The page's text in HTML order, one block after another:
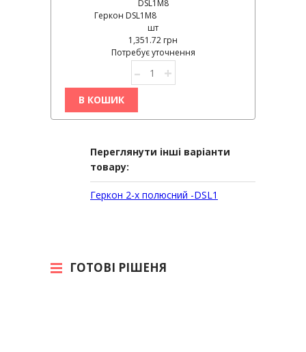
ГОТОВІ РІШЕНЯ
DSL1M8
Геркон DSL1M8
шт
1,351.72 грн
Потребує уточнення
– +
В КОШИК
Переглянути інші варіанти
товару:
Геркон 2-х полюсний -DSL1